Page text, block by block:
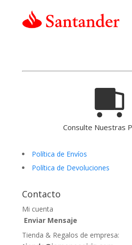
Consulte Nuestras
Política de Envíos
Política de Devoluciones
Contacto
Mi cuenta
Enviar Mensaje
Tienda & Regalos de empresa: